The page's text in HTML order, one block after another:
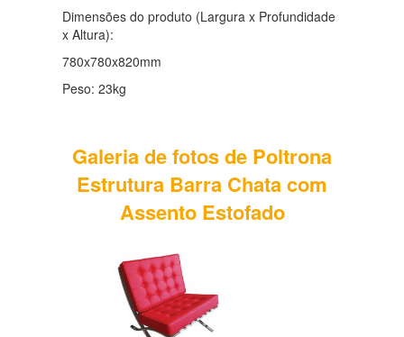
Dimensões do produto (Largura x Profundidade
x Altura):
780x780x820mm
Peso: 23kg
Galeria de fotos de Poltrona
Estrutura Barra Chata com
Assento Estofado